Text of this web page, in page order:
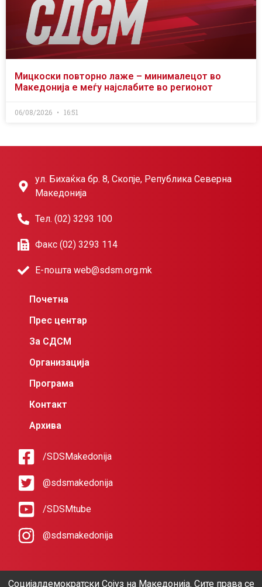
Мицкоски повторно лаже – минималецот во
Македонија е меѓу најслабите во регионот
06/08/2026 16:51
ул. Бихаќка бр. 8, Скопје, Република Северна
Македонија
Тел. (02) 3293 100
Факс (02) 3293 114
Е-пошта web@sdsm.org.mk
Почетна
Прес центар
За СДСМ
Организација
Програма
Контакт
Архива
/SDSMakedonija
@sdsmakedonija
/SDSMtube
@sdsmakedonija
Социјалдемократски Сојуз на Македонија. Сите права се